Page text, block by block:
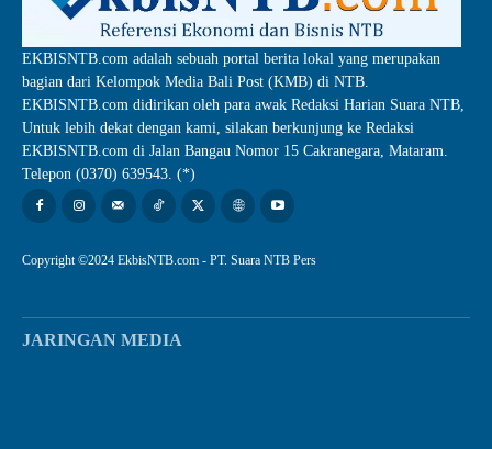
EKBISNTB.com adalah sebuah portal berita lokal yang merupakan
bagian dari Kelompok Media Bali Post (KMB) di NTB.
EKBISNTB.com didirikan oleh para awak Redaksi Harian Suara NTB,
Untuk lebih dekat dengan kami, silakan berkunjung ke Redaksi
EKBISNTB.com di Jalan Bangau Nomor 15 Cakranegara, Mataram.
Telepon (0370) 639543. (*)
Copyright ©2024 EkbisNTB.com - PT. Suara NTB Pers
JARINGAN MEDIA